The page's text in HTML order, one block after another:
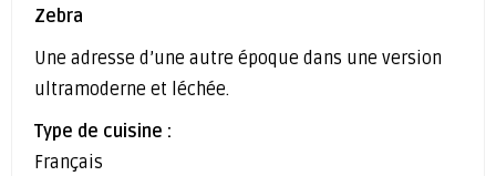
Zebra
Une adresse d’une autre époque dans une version
ultramoderne et léchée.
Type de cuisine :
Français